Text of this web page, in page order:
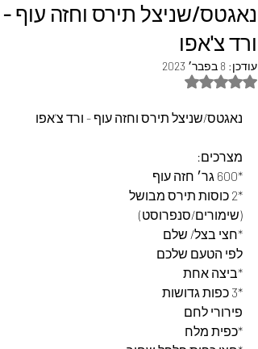
נאגטס/שניצל תירס וחזה עוף -
ורד צ'אפו
עודכן: 8 בפבר׳ 2023
דירוג של NaN מתוך 5 כוכבים
נאגטס/שניצל תירס וחזה עוף - ורד צ'אפו
מצרכים:
*600 גר׳ חזה עוף
*2 כוסות תירס מבושל
(שימורים/סנפרוסט)
*חצי בצל/ שלם
לפי הטעם שלכם
*ביצה אחת
*3 כפות גדושות
פירורי לחם
*כפית מלח